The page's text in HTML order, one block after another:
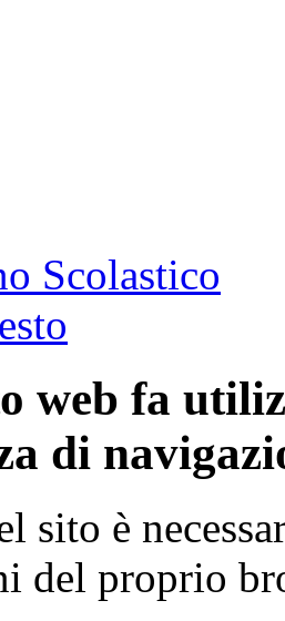
Scolastico
web fa
di
sito è
del proprio